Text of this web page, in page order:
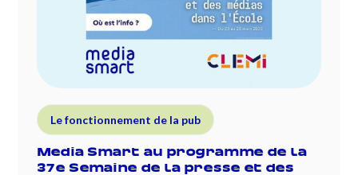
Le fonctionnement de la pub
Media Smart au programme de la
37e Semaine de la presse et des